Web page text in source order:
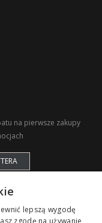
na pierwsze zakupy
lepszą wygodę
zgodę na używanie